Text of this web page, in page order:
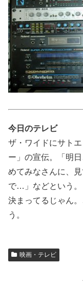
今日のテレビ
ザ・ワイドにサト
ー」の宣伝。「明
めてみなさんに、
で…」などという。
決まってるじゃん
う。
映画・テレビ